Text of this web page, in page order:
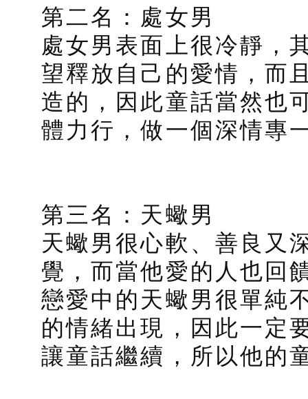
第二名：處女男
處女男表面上很冷靜，
望釋放自己的愛情，而
造的，因此童話當然也
體力行，做一個深情專
第三名：天蠍男
天蠍男很心軟、善良又
覺，而當他愛的人也回
戀愛中的天蠍男很單純
的情緒出現，因此一定
讓童話繼續，所以他的